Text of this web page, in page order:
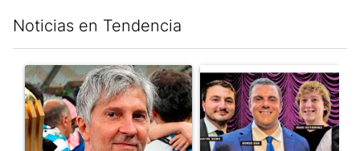
Noticias en Tendencia
Un artículo de tendencia con el título "Murió Jorge Messi, el
Un artículo de tendencia con